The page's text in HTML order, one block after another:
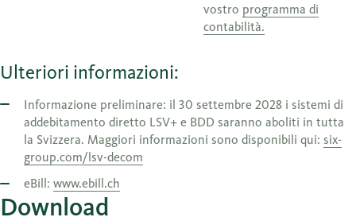
vostro programma di
contabilità.
Ulteriori informazioni:
Informazione preliminare: il 30 settembre 2028 i sistemi di
addebitamento diretto LSV+ e BDD saranno aboliti in tutta
la Svizzera. Maggiori informazioni sono disponibili qui: six-
group.com/lsv-decom
eBill: www.ebill.ch
Download